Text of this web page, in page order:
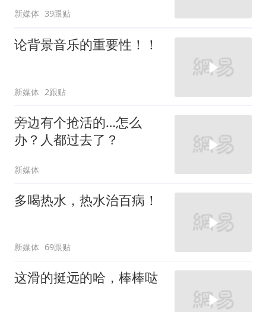
新媒体 39跟贴
论背景音乐的重要性！！
新媒体 2跟贴
旁边有个抢活的…怎么
办？人都过去了？
新媒体
多喝热水，热水治百病！
新媒体 69跟贴
这滑的挺远的哈，棒棒哒